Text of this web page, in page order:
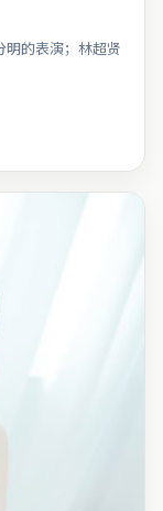
的表演；林超贤